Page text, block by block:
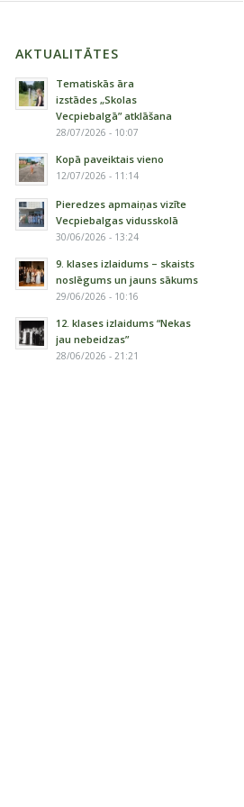
AKTUALITĀTES
Tematiskās āra
izstādes „Skolas
Vecpiebalgā” atklāšana
28/07/2026 - 10:07
Kopā paveiktais vieno
12/07/2026 - 11:14
Pieredzes apmaiņas vizīte
Vecpiebalgas vidusskolā
30/06/2026 - 13:24
9. klases izlaidums – skaists
noslēgums un jauns sākums
29/06/2026 - 10:16
12. klases izlaidums “Nekas
jau nebeidzas”
28/06/2026 - 21:21